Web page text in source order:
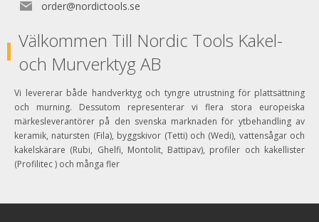
order@nordictools.se
Välkommen Till Nordic Tools Kakel-
och Murverktyg AB
Vi levererar både handverktyg och tyngre utrustning för plattsättning
och murning. Dessutom representerar vi flera stora europeiska
märkesleverantörer på den svenska marknaden för ytbehandling av
keramik, natursten (Fila), byggskivor (Tetti) och (Wedi), vattensågar och
kakelskärare (Rubi, Ghelfi, Montolit, Battipav), profiler och kakellister
(Profilitec ) och många fler